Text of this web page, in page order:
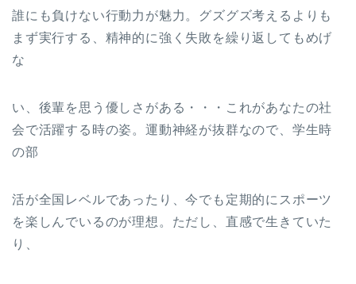
誰にも負けない行動力が魅力。グズグズ考えるよりも
まず実行する、精神的に強く失敗を繰り返してもめげ
な
い、後輩を思う優しさがある・・・これがあなたの社
会で活躍する時の姿。運動神経が抜群なので、学生時
の部
活が全国レベルであったり、今でも定期的にスポーツ
を楽しんでいるのが理想。ただし、直感で生きていた
り、